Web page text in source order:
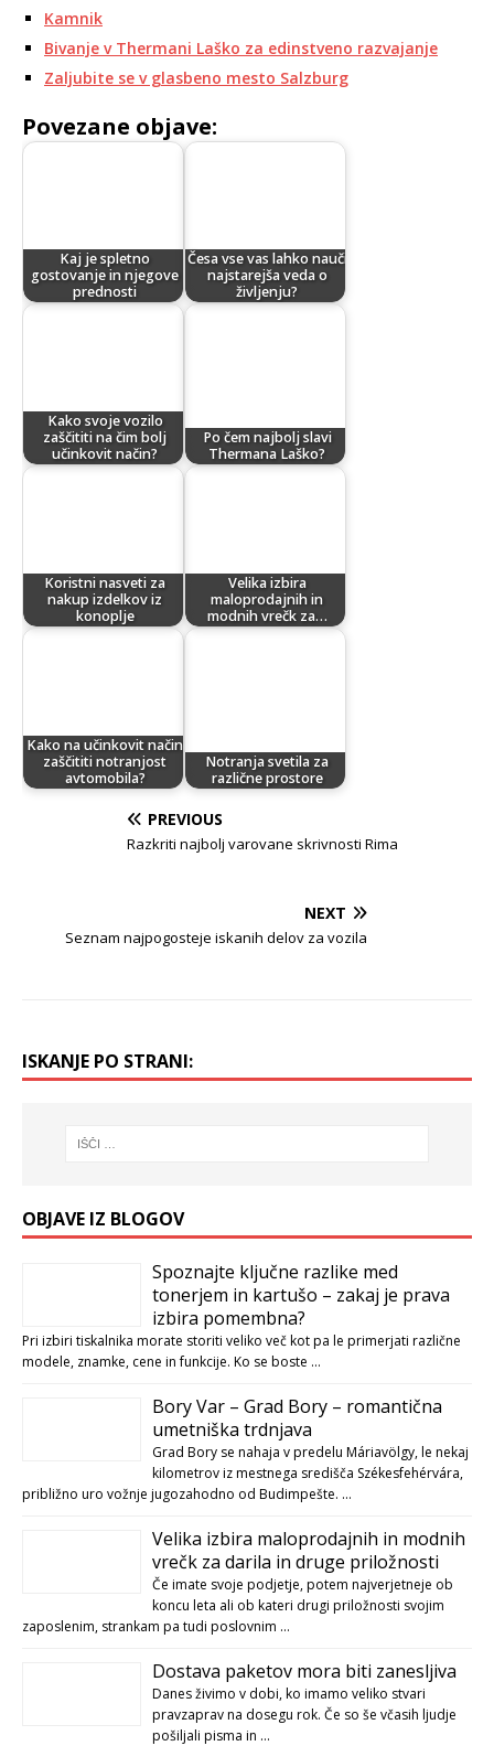
Kamnik
Bivanje v Thermani Laško za edinstveno razvajanje
Zaljubite se v glasbeno mesto Salzburg
Povezane objave:
Kaj je spletno
gostovanje in njegove
prednosti
Česa vse vas lahko nauči
najstarejša veda o
življenju?
Kako svoje vozilo
zaščititi na čim bolj
učinkovit način?
Po čem najbolj slavi
Thermana Laško?
Koristni nasveti za
nakup izdelkov iz
konoplje
Velika izbira
maloprodajnih in
modnih vrečk za…
Kako na učinkovit način
zaščititi notranjost
avtomobila?
Notranja svetila za
različne prostore
PREVIOUS
Razkriti najbolj varovane skrivnosti Rima
NEXT
Seznam najpogosteje iskanih delov za vozila
ISKANJE PO STRANI:
OBJAVE IZ BLOGOV
Spoznajte ključne razlike med
tonerjem in kartušo – zakaj je prava
izbira pomembna?
Pri izbiri tiskalnika morate storiti veliko več kot pa le primerjati različne
modele, znamke, cene in funkcije. Ko se boste …
Bory Var – Grad Bory – romantična
umetniška trdnjava
Grad Bory se nahaja v predelu Máriavölgy, le nekaj
kilometrov iz mestnega središča Székesfehérvára,
približno uro vožnje jugozahodno od Budimpešte. …
Velika izbira maloprodajnih in modnih
vrečk za darila in druge priložnosti
Če imate svoje podjetje, potem najverjetneje ob
koncu leta ali ob kateri drugi priložnosti svojim
zaposlenim, strankam pa tudi poslovnim …
Dostava paketov mora biti zanesljiva
Danes živimo v dobi, ko imamo veliko stvari
pravzaprav na dosegu rok. Če so še včasih ljudje
pošiljali pisma in …